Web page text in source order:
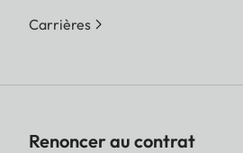
Carrières
Renoncer au contrat